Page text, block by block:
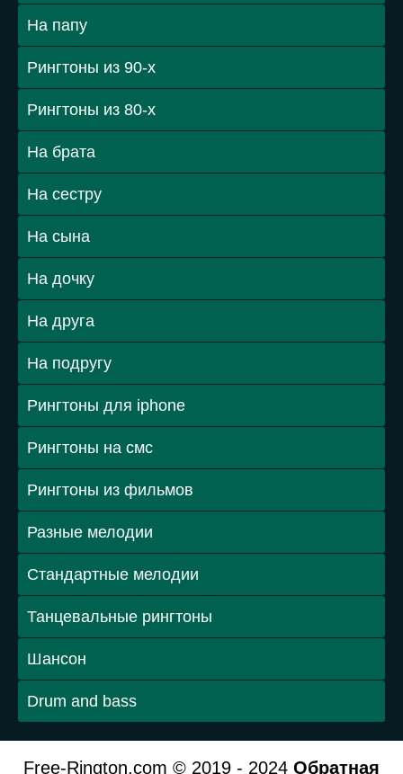
На папу
Рингтоны из 90-х
Рингтоны из 80-х
На брата
На сестру
На сына
На дочку
На друга
На подругу
Рингтоны для iphone
Рингтоны на смс
Рингтоны из фильмов
Разные мелодии
Стандартные мелодии
Танцевальные рингтоны
Шансон
Drum and bass
Free-Rington.com © 2019 - 2024 Обратная